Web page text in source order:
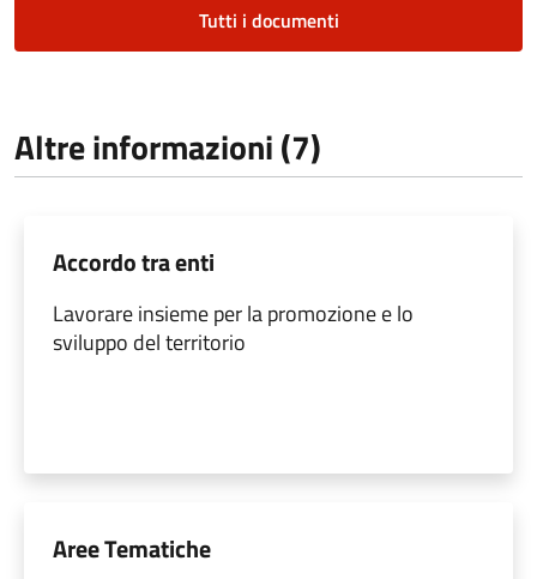
Tutti i documenti
Altre informazioni (7)
Accordo tra enti
Lavorare insieme per la promozione e lo
sviluppo del territorio
Aree Tematiche